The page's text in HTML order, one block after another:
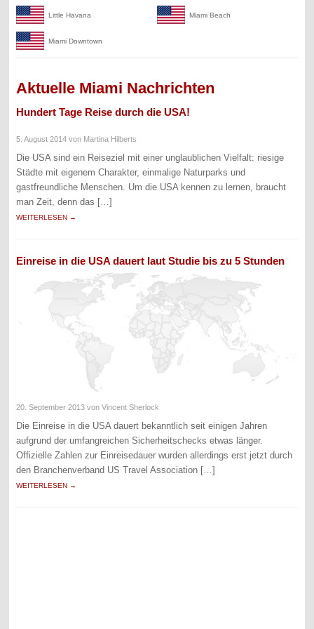
Little Havana Miami Beach
Miami Downtown
Aktuelle Miami Nachrichten
Hundert Tage Reise durch die USA!
5. August 2014 von Martina Hilberts
Die USA sind ein Reiseziel mit einer unglaublichen Vielfalt: riesige
Städte mit eigenem Charakter, einmalige Naturparks und
gastfreundliche Menschen. Um die USA kennen zu lernen, braucht
man Zeit, denn das […]
WEITERLESEN →
Einreise in die USA dauert laut Studie bis zu 5 Stunden
20. September 2013 von Vincent Sherlock
Die Einreise in die USA dauert bekanntlich seit einigen Jahren
aufgrund der umfangreichen Sicherheitschecks etwas länger.
Offizielle Zahlen zur Einreisedauer wurden allerdings erst jetzt durch
den Branchenverband US Travel Association […]
WEITERLESEN →